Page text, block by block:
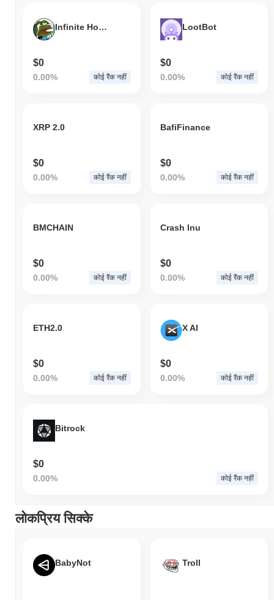
Infinite Hopium
$0
0.00% कोई रैंक नहीं
LootBot
$0
0.00% कोई रैंक नहीं
XRP 2.0
$0
0.00% कोई रैंक नहीं
BafiFinance
$0
0.00% कोई रैंक नहीं
BMCHAIN
$0
0.00% कोई रैंक नहीं
Crash Inu
$0
0.00% कोई रैंक नहीं
ETH2.0
$0
0.00% कोई रैंक नहीं
X AI
$0
0.00% कोई रैंक नहीं
Bitrock
$0
0.00% कोई रैंक नहीं
लोकप्रिय सिक्के
BabyNot Troll